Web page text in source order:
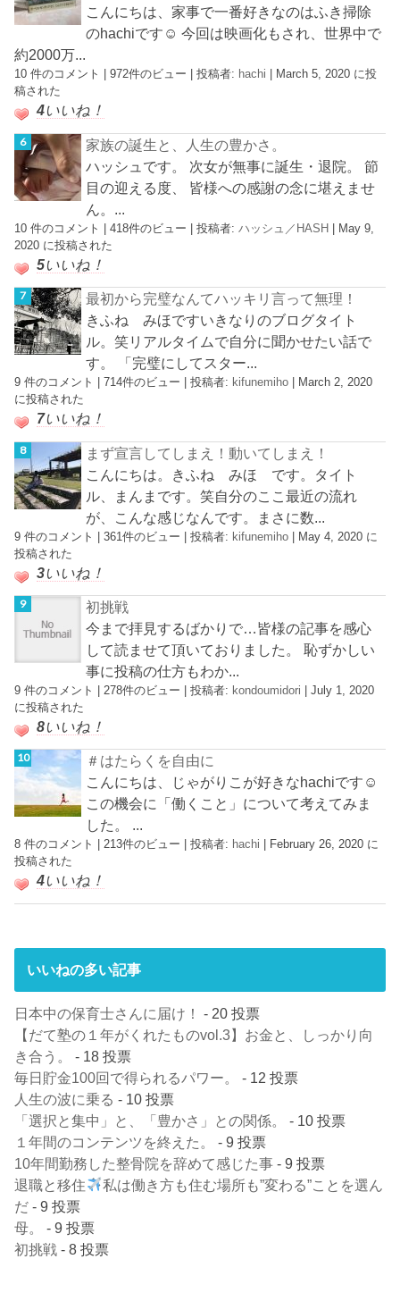
こんにちは、家事で一番好きなのはふき掃除
のhachiです☺︎ 今回は映画化もされ、世界中で
約2000万...
10 件のコメント |972件のビュー |投稿者: hachi
March 5, 2020 に投
稿された
4いいね！
家族の誕生と、人生の豊かさ。
ハッシュです。 次女が無事に誕生・退院。 節
目の迎える度、 皆様への感謝の念に堪えませ
ん。...
10 件のコメント |418件のビュー |投稿者:ハッシュ／HASH
May 9,
2020 に投稿された
5いいね！
最初から完璧なんてハッキリ言って無理！
きふね みほですいきなりのブログタイト
ル。笑リアルタイムで自分に聞かせたい話で
す。 「完璧にしてスター...
9 件のコメント |714件のビュー |投稿者: kifunemiho
March 2, 2020
に投稿された
7いいね！
まず宣言してしまえ！動いてしまえ！
こんにちは。きふね みほ です。タイト
ル、まんまです。笑自分のここ最近の流れ
が、こんな感じなんです。まさに数...
9 件のコメント |361件のビュー |投稿者: kifunemiho | May 4, 2020 に
投稿された
3いいね！
初挑戦
今まで拝見するばかりで…皆様の記事を感心
して読ませて頂いておりました。 恥ずかしい
事に投稿の仕方もわか...
9 件のコメント 278件のビュー |投稿者: kondoumidori |July 1, 2020
に投稿された
8いいね！
＃はたらくを自由に
こんにちは、じゃがりこが好きなhachiです☺︎
この機会に「働くこと」について考えてみま
した。 ...
8 件のコメント |213件のビュー |投稿者: hachi
February 26, 2020 に
投稿された
4いいね！
いいねの多い記事
日本中の保育士さんに届け！
- 20 投票
【だて塾の１年がくれたものvol.3】お金と、しっかり向
き合う。
- 18 投票
毎日貯金100回で得られるパワー。
- 12 投票
人生の波に乗る - 10 投票
「選択と集中」と、「豊かさ」との関係。
- 10 投票
１年間のコンテンツを終えた。
- 9 投票
10年間勤務した整骨院を辞めて感じた事 - 9 投票
退職と移住
私は働き方も住む場所も”変わる”ことを選ん
だ - 9 投票
母。
- 9 投票
初挑戦 - 8 投票